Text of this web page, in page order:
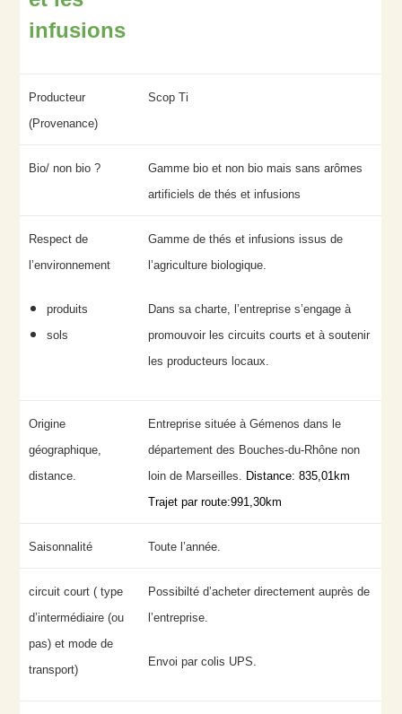
infusions
Producteur
(Provenance)
Scop Ti
Bio/ non bio ?
Gamme bio et non bio mais sans arômes
artificiels de thés et infusions
Respect de
l’environnement
produits
sols
Gamme de thés et infusions issus de
l’agriculture biologique.
Dans sa charte, l’entreprise s’engage à
promouvoir les circuits courts et à soutenir
les producteurs locaux.
Origine
géographique,
distance.
Entreprise située à Gémenos dans le
département des Bouches-du-Rhône non
loin de Marseilles.
Distance: 835,01km
Trajet par route:991,30km
Saisonnalité Toute l’année.
circuit court ( type
d’intermédiaire (ou
pas) et mode de
transport)
Possibilté d’acheter directement auprès de
l’entreprise.
Envoi par colis UPS.